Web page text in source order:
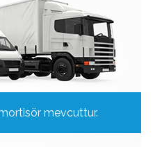
mevcuttur.